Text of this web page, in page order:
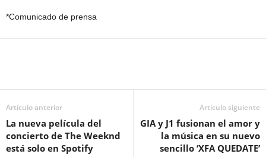
*Comunicado de prensa
Artículo anterior
La nueva película del
concierto de The Weeknd
está solo en Spotify
Artículo siguiente
GIA y J1 fusionan el amor y
la música en su nuevo
sencillo ‘XFA QUEDATE’